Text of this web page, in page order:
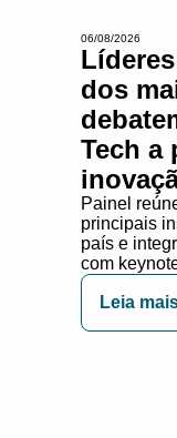
06/08/2026
dos
Tech a
Painel
principais
país e
com
Leia